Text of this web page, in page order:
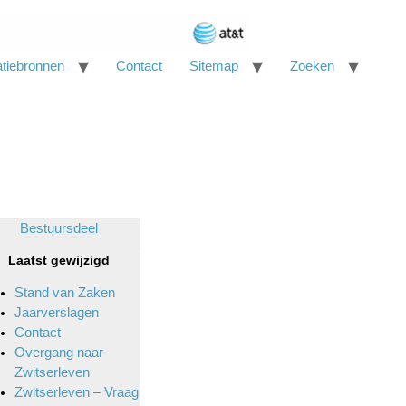
Contact Sitemap Zoeken
Bestuursdeel
Laatst gewijzigd
Stand van Zaken
Jaarverslagen
Contact
Overgang naar
Zwitserleven
Zwitserleven – Vraag